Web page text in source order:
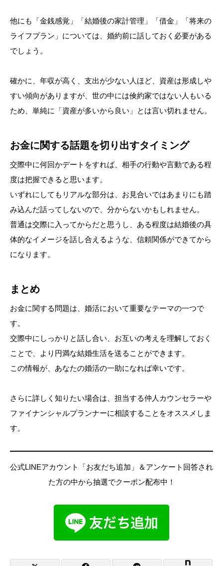
他にも「金銭感覚」「結婚後の家計管理」「借金」「将来の
ライフプラン」については、婚約前に話しておく必要がある
でしょう。
確かに、年収が高く、支出が少ない人ほど、資産は形成しや
すい傾向がありますが、世の中には倹約家ではない人もいる
ため、単純に「資産が多いから良い」とは言い切れません。
お金に関する話題を切り出すタイミング
交際中に何回かデートをすれば、相手の行動や言動である程
度は把握できると思います。
いずれにしてもリアルな部分は、お見合いではあまりにも踏
み込んだ話ってしないので、分からないかもしれません。
普通は交際に入ってからだと思うし、ある程度は結婚後の具
体的なイメージを話し合えるような、信頼関係ができてから
になります。
まとめ
お金に関する問題は、婚活において重要なテーマの一つで
す。
交際中にしっかりと話し合い、お互いの考えを理解しておく
ことで、より円満な結婚生活を送ることができます。
この情報が、あなたの婚活の一助になれば幸いです。
さらに詳しく知りたい場合は、担当する仲人カウンセラーや
ファイナンシャルプランナーに相談することをオススメしま
す。
公式LINEアカウント「お友だち追加」＆アンケート回答され
た方の中から抽選でクーポン配布中！